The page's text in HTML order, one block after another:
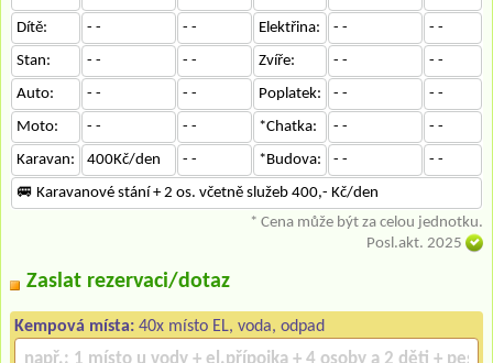
Dítě:
- - - - Elektřina: - -
- -
Stan:
- - - - Zvíře: - -
- -
Auto:
- - - - Poplatek: - -
- -
Moto:
- - - - *Chatka: - -
- -
Karavan:
400Kč/den - - *Budova: - -
- -
🚐 Karavanové stání + 2 os. včetně služeb 400,- Kč/den
* Cena může být za celou jednotku.
Posl.akt. 2025
Zaslat rezervaci/dotaz
Kempová místa: 40x místo EL, voda, odpad